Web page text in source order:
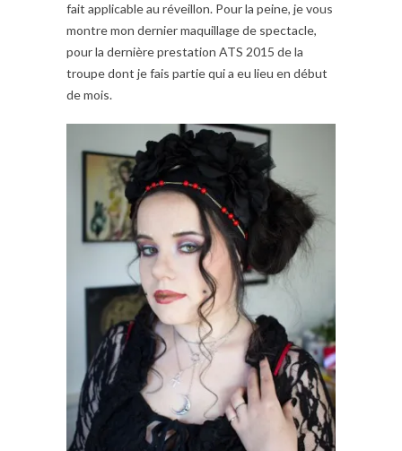
fait applicable au réveillon. Pour la peine, je vous
montre mon dernier maquillage de spectacle,
pour la dernière prestation ATS 2015 de la
troupe dont je fais partie qui a eu lieu en début
de mois.